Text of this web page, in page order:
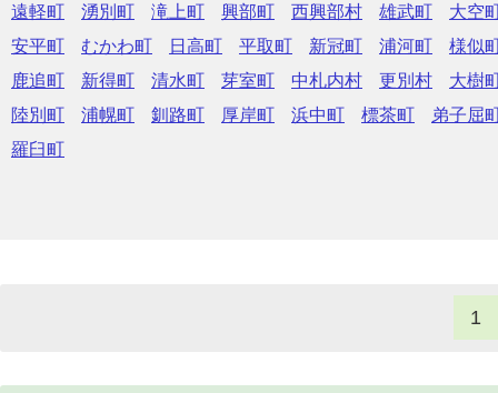
遠軽町
湧別町 滝上町 興部町 西興部村 雄武町
大空
安平町
むかわ町 日高町 平取町 新冠町 浦河町
様似
鹿追町
新得町 清水町 芽室町 中札内村 更別村
大樹
陸別町
浦幌町 釧路町 厚岸町 浜中町 標茶町
弟子屈
羅臼町
1